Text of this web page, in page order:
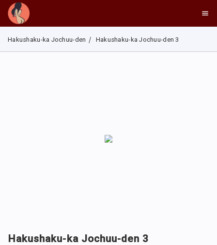
Hakushaku-ka Jochuu-den Hakushaku-ka Jochuu-den 3
Hakushaku-ka Jochuu-den 3